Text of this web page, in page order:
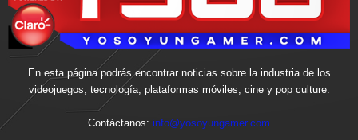
En esta página podrás encontrar noticias sobre la industria de los
videojuegos, tecnología, plataformas móviles, cine y pop culture.
Contáctanos: info@yosoyungamer.com